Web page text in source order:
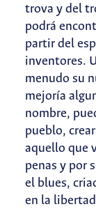
trova y del
podrá
partir del
inventores.
menudo su
mejoría
nombre,
pueblo,
aquello que
penas y por
el blues,
en la